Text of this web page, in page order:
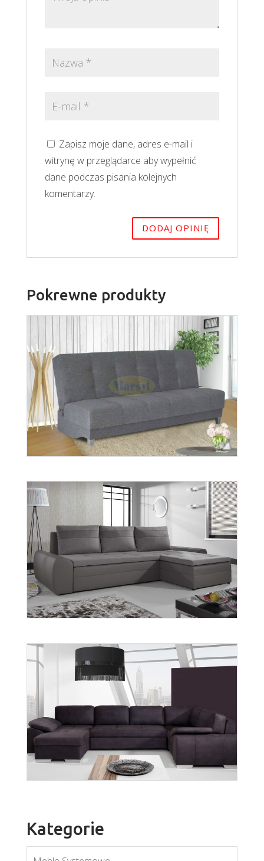
Zapisz moje dane, adres e-mail i
witrynę w przeglądarce aby wypełnić
dane podczas pisania kolejnych
komentarzy.
Pokrewne produkty
wer. Doris
Więcej
Fan
Więcej
Kategorie